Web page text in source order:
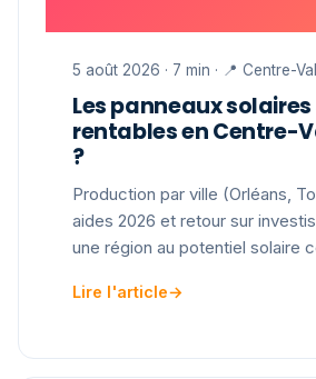
5 août 2026 · 7 min · 📍 Centre-
Les panneaux
rentables en Centre-
?
Production par ville (Orléans,
aides 2026 et retour sur
une région au potentiel solaire
Lire l'article→